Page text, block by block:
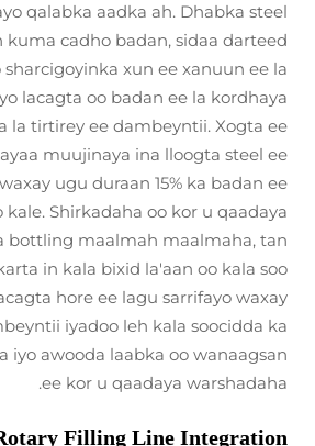
qalabka aadka ah. Dhabka steel
kuma cadho badan, sidaa darteed
xun ee xanuun ee la
lacagta oo badan ee la kordhaya
la tirtirey ee dambeyntii. Xogta ee
muujinaya ina lloogta steel ee
ugu duraan 15% ka badan ee
kale. Shirkadaha oo kor u qaadaya
bottling maalmah maalmaha, tan
in kala bixid la'aan oo kala soo
hore ee lagu sarrifayo waxay
iyadoo leh kala soocidda ka
iyo awooda laabka oo wanaagsan
ee kor u qaadaya warshadaha.
Filling Line Integration